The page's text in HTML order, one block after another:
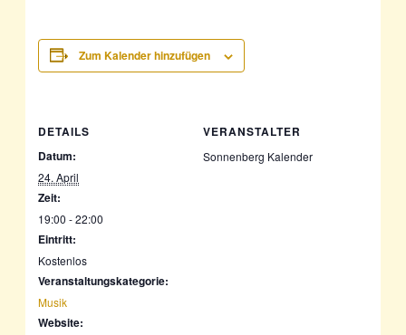
Zum Kalender hinzufügen
DETAILS
Datum:
24. April
Zeit:
19:00 - 22:00
Eintritt:
Kostenlos
Veranstaltungskategorie:
Musik
Website:
VERANSTALTER
Sonnenberg Kalender